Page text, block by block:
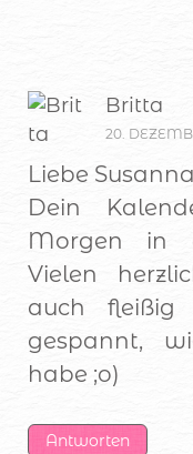
Britta
20.
Liebe
Dein
Morgen in
Vielen
auch
gespannt,
habe ;o)
Antworten